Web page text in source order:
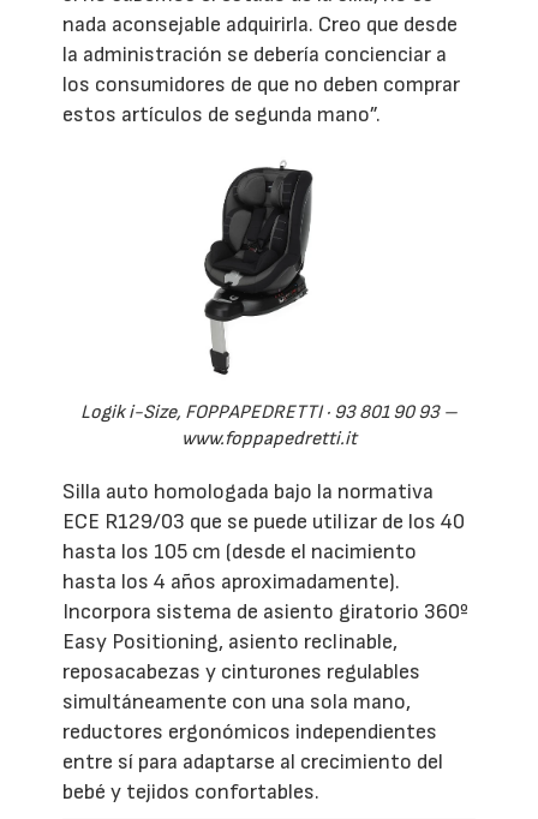
nada aconsejable adquirirla. Creo que desde
la administración se debería concienciar a
los consumidores de que no deben comprar
estos artículos de segunda mano”.
Logik i-Size, FOPPAPEDRETTI · 93 801 90 93 –
www.foppapedretti.it
Silla auto homologada bajo la normativa
ECE R129/03 que se puede utilizar de los 40
hasta los 105 cm (desde el nacimiento
hasta los 4 años aproximadamente).
Incorpora sistema de asiento giratorio 360º
Easy Positioning, asiento reclinable,
reposacabezas y cinturones regulables
simultáneamente con una sola mano,
reductores ergonómicos independientes
entre sí para adaptarse al crecimiento del
bebé y tejidos confortables.